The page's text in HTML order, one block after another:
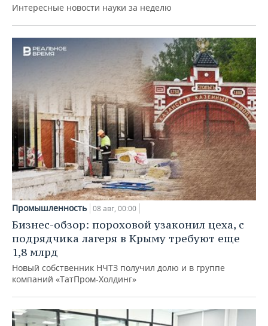
Интересные новости науки за неделю
Промышленность 08 авг, 00:00
Бизнес-обзор: пороховой узаконил цеха, с
подрядчика лагеря в Крыму требуют еще
1,8 млрд
Новый собственник НЧТЗ получил долю и в группе
компаний «ТатПром-Холдинг»